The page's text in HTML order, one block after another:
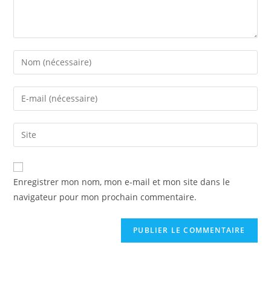
Enregistrer mon nom, mon e-mail et mon site dans le
navigateur pour mon prochain commentaire.